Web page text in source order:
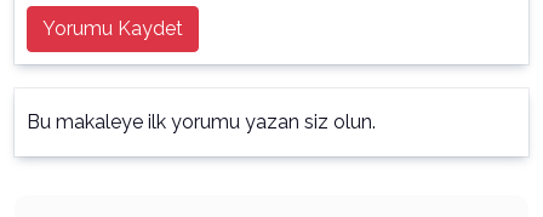
Yorumu Kaydet
Bu makaleye ilk yorumu yazan siz olun.